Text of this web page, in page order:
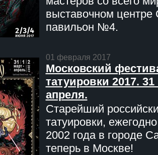
выставочном центре
павильон №4.
01 февраля 2017
Московский
татуировки 2017. 31
апреля.
Старейший
татуировки,
2002 года в городе
теперь в Москве!